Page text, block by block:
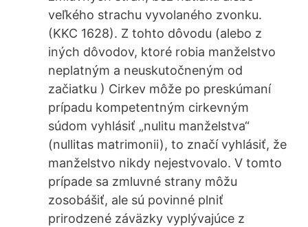
veľkého strachu vyvolaného zvonku.
(KKC 1628). Z tohto dôvodu (alebo z
iných dôvodov, ktoré robia manželstvo
neplatným a neuskutočneným od
začiatku ) Cirkev môže po preskúmaní
prípadu kompetentným cirkevným
súdom vyhlásiť „nulitu manželstva“
(nullitas matrimonii), to značí vyhlásiť, že
manželstvo nikdy nejestvovalo. V tomto
prípade sa zmluvné strany môžu
zosobášiť, ale sú povinné plniť
prirodzené záväzky vyplývajúce z